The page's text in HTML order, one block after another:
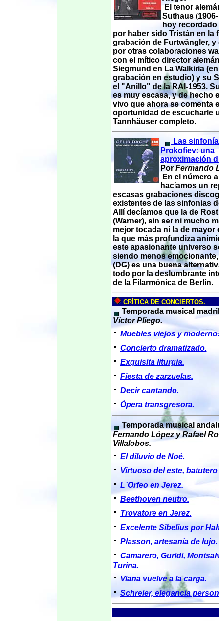
El tenor
Suthaus
hoy
por haber sido Tristán en la
grabación de Furtwängler, y
por otras colaboraciones
con el mítico director
Siegmund en La Walkiria
grabación en estudio) y su
el "Anillo" de la RAI-1953.
es muy escasa, y de hecho
vivo que ahora se comenta
oportunidad de escucharle
Tannhäuser completo.
Las
Prokofiev: una
aproximación
PorFermando
En el número
hacíamos un
escasas grabaciones
existentes de las sinfonías
Allí decíamos que la de
(Warner), sin ser ni mucho
mejor tocada ni la de mayor
la que más profundiza
este apasionante universo
siendo menos emocionante,
(DG) es una buena
todo por la deslumbrante
de la Filarmónica de Berlín.
CRÍTICA DE CONCIERTOS.
Temporada musical
Víctor Pliego.
· Muebles viejos y
· Concierto dramatizado.
· Exquisita liturgia.
· Fiesta de zarzuelas.
· Decir cantando.
· Ópera transgresora.
Temporada musical
Fernando López y Rafael
Villalobos.
· El diluvio de Noé.
· Virtuoso del este,
· L´Orfeo en Jerez.
·Beethoven neutro.
· Trovatore en Jerez.
· Excelente Sibelius por
· Plasson, artesanía de lujo.
· Camarero, Guridi,
Turina.
· Viana vuelve a la carga.
· Schreier, elegancia